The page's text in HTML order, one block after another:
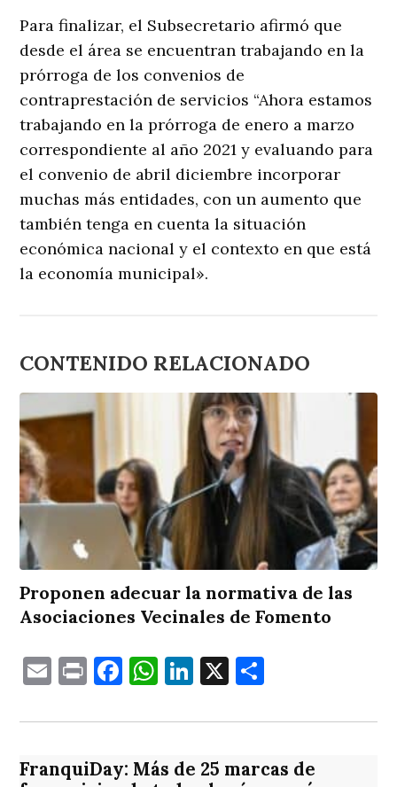
Para finalizar, el Subsecretario afirmó que
desde el área se encuentran trabajando en la
prórroga de los convenios de
contraprestación de servicios “Ahora estamos
trabajando en la prórroga de enero a marzo
correspondiente al año 2021 y evaluando para
el convenio de abril diciembre incorporar
muchas más entidades, con un aumento que
también tenga en cuenta la situación
económica nacional y el contexto en que está
la economía municipal».
CONTENIDO RELACIONADO
Proponen adecuar la normativa de las
Asociaciones Vecinales de Fomento
EmailPrintFacebook
WhatsApp
LinkedIn
X
FranquiDay: Más de 25 marcas de